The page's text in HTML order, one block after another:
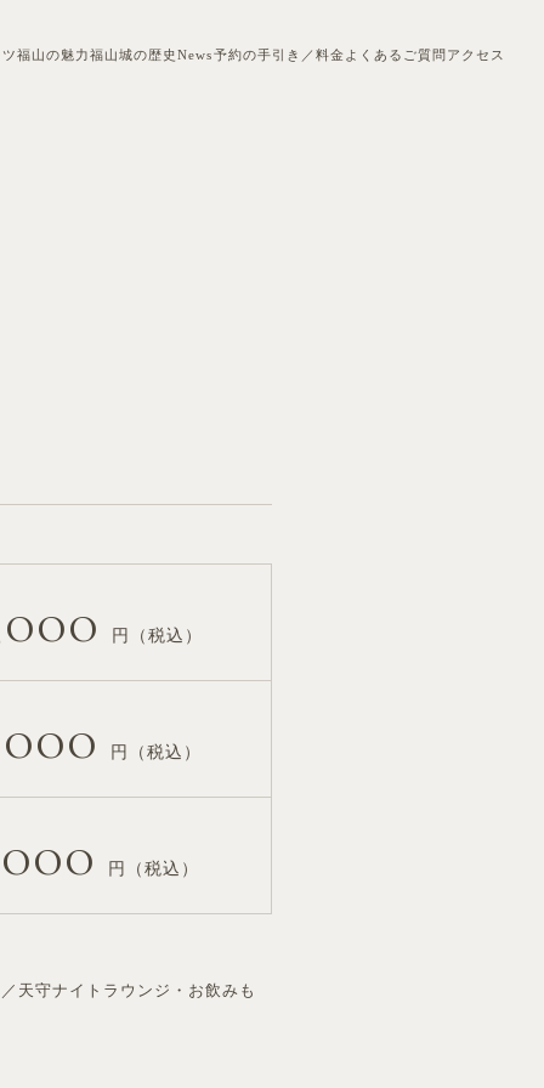
ツ福山の魅力福山城の歴史News予約の手引き／料金よくあるご質問 アクセス
円（税込）
円（税込）
円（税込）
天守ナイトラウンジ・お飲みも